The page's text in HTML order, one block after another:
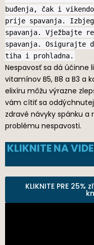
buđenja, čak i
prije spavanja.
spavanja. Vježbajte
spavanja. Osigurajte
tiha i prohladna.
Nespavosť sa dá účinne
vitamínov B5, B8 a B3 a
elixíru môžu výrazne
vám cítiť sa
zdravé návyky spánku a
problému nespavosti.
KLIKNITE NA
KLIKNITE PRE